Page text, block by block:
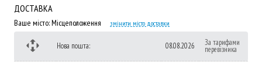
ДОСТАВКА
Ваше місто:Місцеположення змінити місто доставки
Нова пошта: 08.08.2026 За тарифами
перевізника